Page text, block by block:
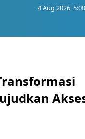
4 Aug 2026,